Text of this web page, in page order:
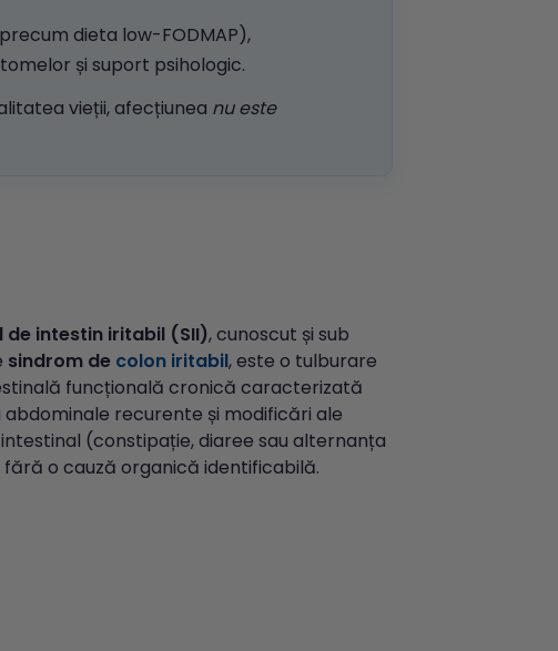
dieta low-FODMAP),
și suport psihologic.
vieții, afecțiunea nu este
de intestin iritabil (SII), cunoscut și sub
sindrom de colon iritabil, este o tulburare
funcțională cronică caracterizată
abdominale recurente și modificări ale
(constipație, diaree sau alternanța
o cauză organică identificabilă.